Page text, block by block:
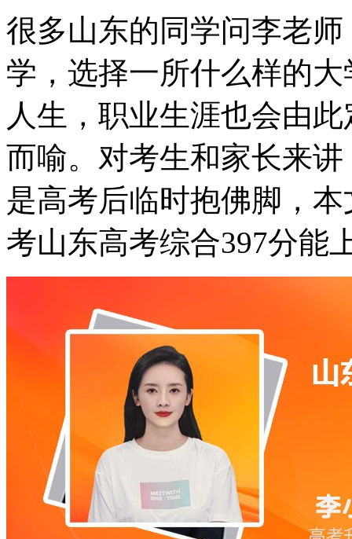
很多山东的同学问李老
学，选择一所什么样的
人生，职业生涯也会由
而喻。对考生和家长来
是高考后临时抱佛脚，
考山东高考综合397分能